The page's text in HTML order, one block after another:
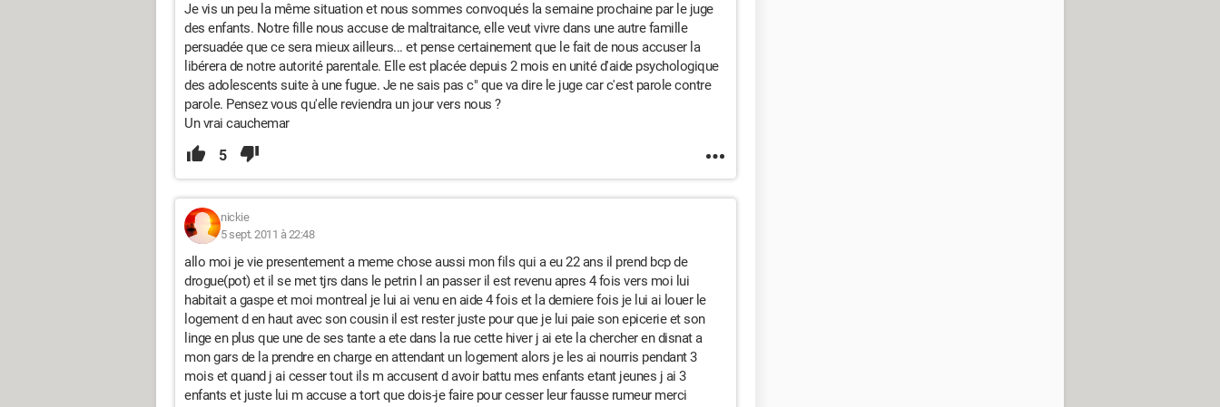
Je vis un peu la même situation et nous sommes convoqués la semaine prochaine par le juge
des enfants. Notre fille nous accuse de maltraitance, elle veut vivre dans une autre famille
persuadée que ce sera mieux ailleurs... et pense certainement que le fait de nous accuser la
libérera de notre autorité parentale. Elle est placée depuis 2 mois en unité d'aide psychologique
des adolescents suite à une fugue. Je ne sais pas c" que va dire le juge car c'est parole contre
parole. Pensez vous qu'elle reviendra un jour vers nous ?
Un vrai cauchemar
5
nickie
5 sept. 2011 à 22:48
allo moi je vie presentement a meme chose aussi mon fils qui a eu 22 ans il prend bcp de
drogue(pot) et il se met tjrs dans le petrin l an passer il est revenu apres 4 fois vers moi lui
habitait a gaspe et moi montreal je lui ai venu en aide 4 fois et la derniere fois je lui ai louer le
logement d en haut avec son cousin il est rester juste pour que je lui paie son epicerie et son
linge en plus que une de ses tante a ete dans la rue cette hiver j ai ete la chercher en disnat a
mon gars de la prendre en charge en attendant un logement alors je les ai nourris pendant 3
mois et quand j ai cesser tout ils m accusent d avoir battu mes enfants etant jeunes j ai 3
enfants et juste lui m accuse a tort que dois-je faire pour cesser leur fausse rumeur merci